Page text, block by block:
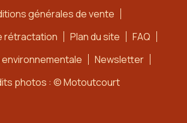
générales de vente
rétractation
Plan du site
FAQ
Newsletter
photos : © Motoutcourt